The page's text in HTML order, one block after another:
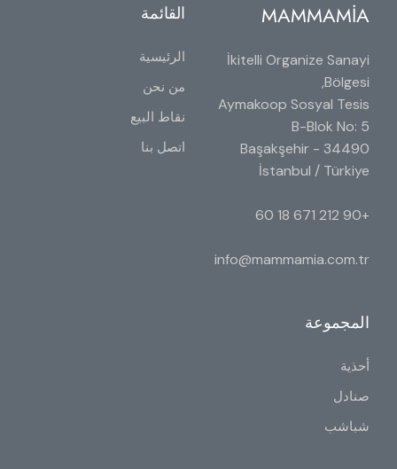
MAMMAMİA
İkitelli Organize Sanayi
Bölgesi,
Aymakoop Sosyal Tesis
B-Blok No: 5
34490 Başakşehir -
İstanbul / Türkiye
+90 212 671 18 60
info@mammamia.com.tr
القائمة
الرئيسية
من نحن
نقاط البيع
اتصل بنا
المجموعة
أحذية
صنادل
شباشب